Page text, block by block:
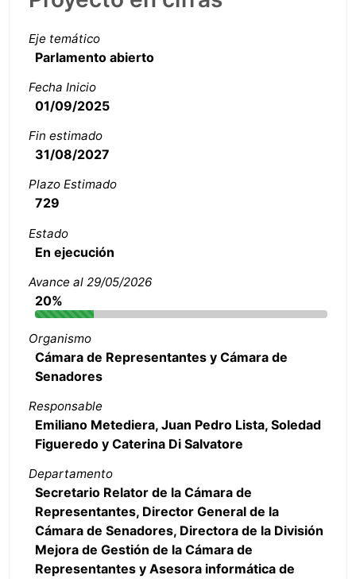
Eje temático
Parlamento abierto
Fecha Inicio
01/09/2025
Fin estimado
31/08/2027
Plazo Estimado
729
Estado
En ejecución
Avance al 29/05/2026
20%
Organismo
Cámara de Representantes y Cámara de
Senadores
Responsable
Emiliano Metediera, Juan Pedro Lista, Soledad
Figueredo y Caterina Di Salvatore
Departamento
Secretario Relator de la Cámara de
Representantes, Director General de la
Cámara de Senadores, Directora de la División
Mejora de Gestión de la Cámara de
Representantes y Asesora informática de